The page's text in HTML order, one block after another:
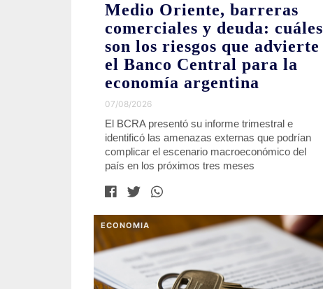
Medio Oriente, barreras
comerciales y deuda: cuáles
son los riesgos que advierte
el Banco Central para la
economía argentina
07/08/2026
El BCRA presentó su informe trimestral e
identificó las amenazas externas que podrían
complicar el escenario macroeconómico del
país en los próximos tres meses
ECONOMIA